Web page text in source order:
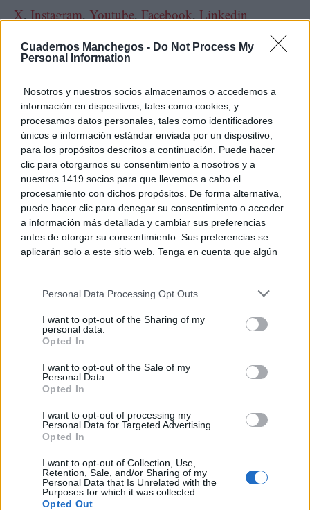
Cuadernos Manchegos - Do Not Process My
Personal Information
Nosotros y nuestros socios almacenamos o accedemos a
información en dispositivos, tales como cookies, y
procesamos datos personales, tales como identificadores
únicos e información estándar enviada por un dispositivo,
para los propósitos descritos a continuación. Puede hacer
clic para otorgarnos su consentimiento a nosotros y a
nuestros 1419 socios para que llevemos a cabo el
procesamiento con dichos propósitos. De forma alternativa,
puede hacer clic para denegar su consentimiento o acceder
a información más detallada y cambiar sus preferencias
antes de otorgar su consentimiento. Sus preferencias se
aplicarán solo a este sitio web. Tenga en cuenta que algún
rechazar tal procesamiento. Puede cambiar sus preferencias
a este sitio y haciendo clic en el botón "Privacidad" en la
parte inferior de la página web.
Please note that this website/app uses one or more Google
services and may gather and store information including but
not limited to your visit or usage behaviour. You may click to
use your data for below specified purposes in below Google
consent section.
Personal Data Processing Opt Outs
I want to opt-out of the Sharing of my
personal data.
Opted In
I want to opt-out of the Sale of my
Personal Data.
Opted In
I want to opt-out of processing my
Personal Data for Targeted Advertising.
Opted In
I want to opt-out of Collection, Use,
Retention, Sale, and/or Sharing of my
Personal Data that Is Unrelated with the
Purposes for which it was collected.
Opted Out
X, Instagram, Youtube, Facebook, Linkedin
TE RECOMENDAMOS
Corepunk MMORPG
Un verdadero MMORPG de la vieja escuela ¡Cómo los
de antes, pero mejor!
Últimas noticias
08/08/2026